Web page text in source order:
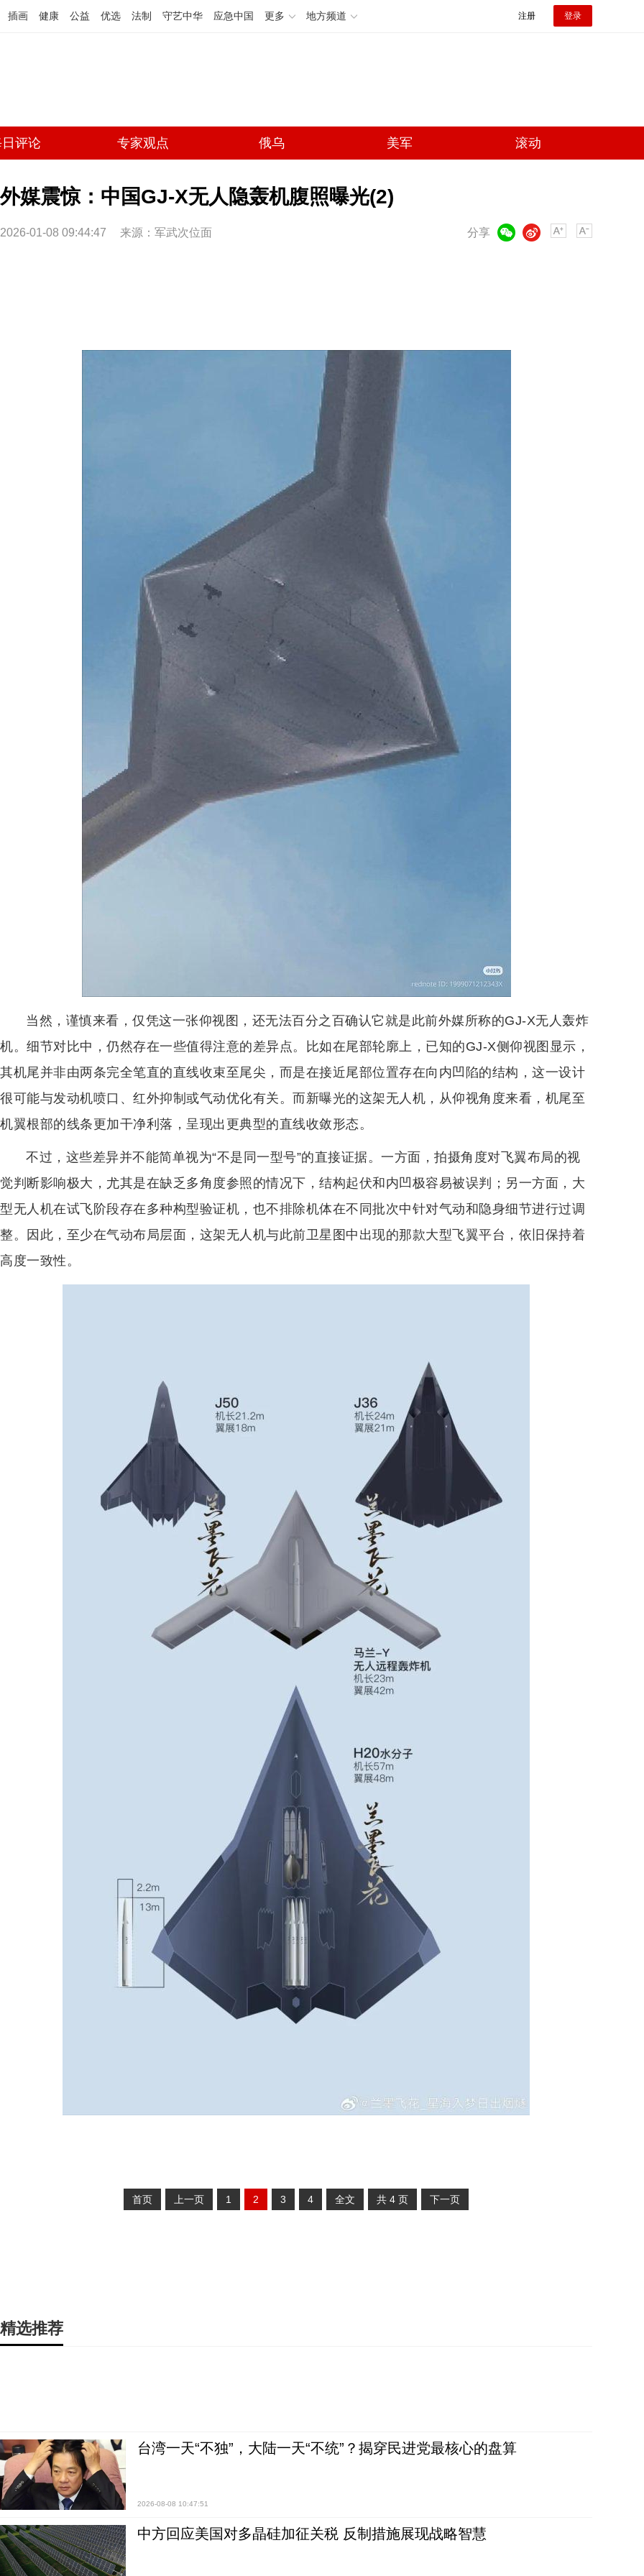
插画 健康 公益 优选 法制 守艺中华 应急中国 更多 地方频道 注册 登录
评论 专家观点 俄乌 美军 滚动
外媒震惊：中国GJ-X无人隐轰机腹照曝光(2)
2026-01-08 09:44:47 来源：军武次位面 分享
微博
当然，谨慎来看，仅凭这一张仰视图，还无法百分之百确认它就是此前外媒所称的GJ-X无人轰炸
机。细节对比中，仍然存在一些值得注意的差异点。比如在尾部轮廓上，已知的GJ-X侧仰视图显示，
其机尾并非由两条完全笔直的直线收束至尾尖，而是在接近尾部位置存在向内凹陷的结构，这一设计
很可能与发动机喷口、红外抑制或气动优化有关。而新曝光的这架无人机，从仰视角度来看，机尾至
机翼根部的线条更加干净利落，呈现出更典型的直线收敛形态。
不过，这些差异并不能简单视为“不是同一型号”的直接证据。一方面，拍摄角度对飞翼布局的视
觉判断影响极大，尤其是在缺乏多角度参照的情况下，结构起伏和内凹极容易被误判；另一方面，大
型无人机在试飞阶段存在多种构型验证机，也不排除机体在不同批次中针对气动和隐身细节进行过调
整。因此，至少在气动布局层面，这架无人机与此前卫星图中出现的那款大型飞翼平台，依旧保持着
高度一致性。
首页 上一页 1 2 3 4 全文 共 4 页 下一页
精选推荐
台湾一天“不独”，大陆一天“不统”？揭穿民进党最核心的盘算
2026-08-08 10:47:51
中方回应美国对多晶硅加征关税 反制措施展现战略智慧